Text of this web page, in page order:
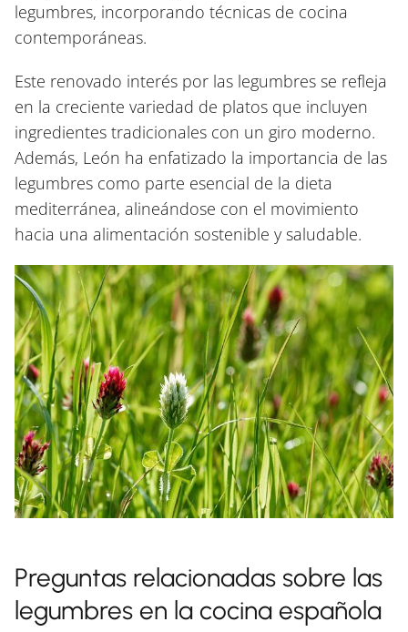
legumbres, incorporando técnicas de cocina
contemporáneas.
Este renovado interés por las legumbres se refleja
en la creciente variedad de platos que incluyen
ingredientes tradicionales con un giro moderno.
Además, León ha enfatizado la importancia de las
legumbres como parte esencial de la dieta
mediterránea, alineándose con el movimiento
hacia una alimentación sostenible y saludable.
Preguntas relacionadas sobre las
legumbres en la cocina española